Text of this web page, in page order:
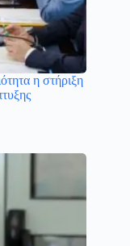
η στήριξη